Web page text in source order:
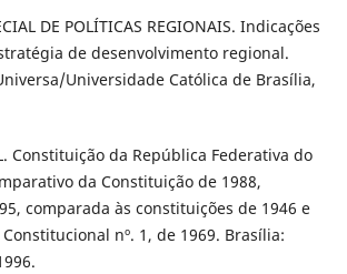
DE POLÍTICAS REGIONAIS. Indicações
de desenvolvimento regional.
Universidade Católica de Brasília,
Constituição da República Federativa do
da Constituição de 1988,
comparada às constituições de 1946 e
nº. 1, de 1969. Brasília: